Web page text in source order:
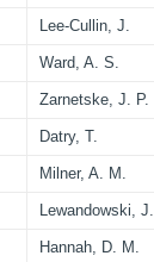
Lee-Cullin, J.
Ward, A. S.
Zarnetske, J. P.
Datry, T.
Milner, A. M.
Lewandowski, J.
Hannah, D. M.